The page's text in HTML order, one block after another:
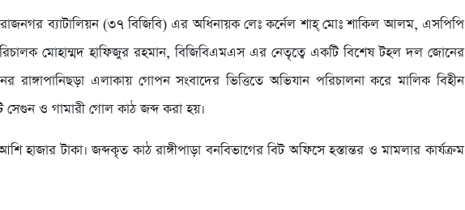
ব্যাটালিয়ন (৩৭ বিজিবি) এর অধিনায়ক লেঃ কর্নেল শাহ্ মোঃ শাকিল আলম, এসপিপি
মোহাম্মদ হাফিজুর রহমান, বিজিবিএমএস এর নেতৃত্বে একটি বিশেষ টহল দল জোনের
রাঙ্গাপানিছড়া এলাকায় গোপন সংবাদের ভিত্তিতে অভিযান পরিচালনা করে মালিক বিহীন
সেগুন ও গামারী গোল কাঠ জব্দ করা হয়।
টাকা। জব্দকৃত কাঠ রাঙ্গীপাড়া বনবিভাগের বিট অফিসে হস্তান্তর ও মামলার কার্যক্রম